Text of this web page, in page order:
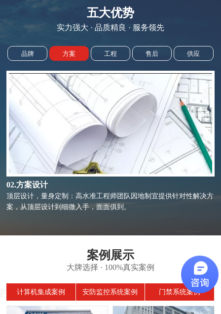
五大优势
实力强大 · 品质精良 · 服务领先
品牌 方案 工程 售后 供应
02.方案设计
顶层设计，量身定制：高水准工程师团队因地制宜提供针对性解决方
案，从顶层设计到细微入手，面面俱到。
案例展示
大牌选择 · 100%真实案例
计算机集成案例 安防监控系统案例 门禁系统案例